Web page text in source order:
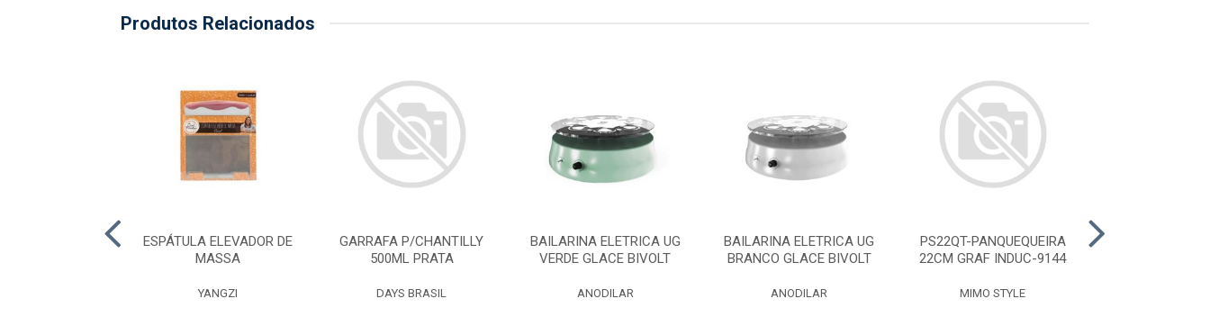
Produtos Relacionados
ESPÁTULA ELEVADOR DE
MASSA
YANGZI
GARRAFA P/CHANTILLY
500ML PRATA
DAYS BRASIL
BAILARINA ELETRICA UG
VERDE GLACE BIVOLT
ANODILAR
BAILARINA ELETRICA UG
BRANCO GLACE BIVOLT
ANODILAR
PS22QT-PANQUEQUEIRA
22CM GRAF INDUC-9144
MIMO STYLE